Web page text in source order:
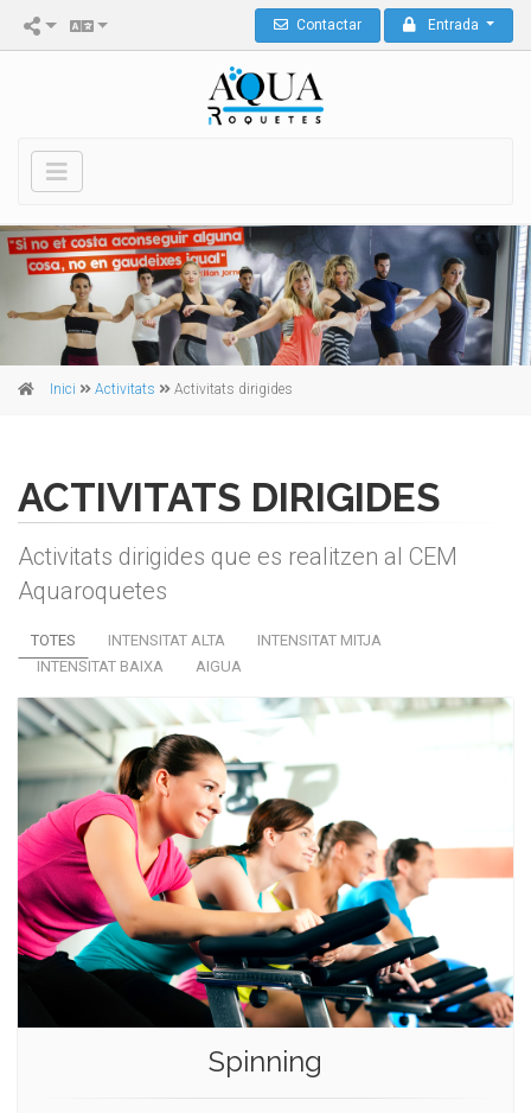
Contactar Entrada
Inici Activitats Activitats dirigides
ACTIVITATS DIRIGIDES
Activitats dirigides que es realitzen al CEM
Aquaroquetes
TOTES INTENSITAT ALTA
INTENSITAT MITJA
INTENSITAT BAIXA
AIGUA
Spinning